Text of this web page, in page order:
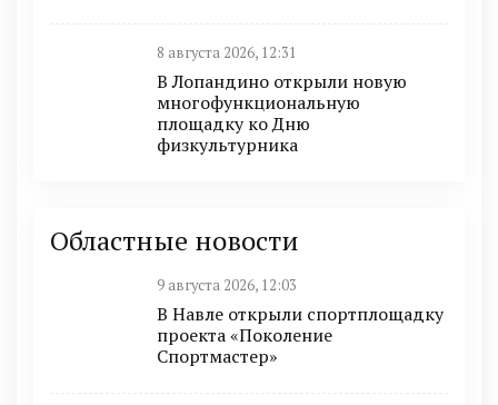
8 августа 2026, 12:31
В Лопандино открыли новую
многофункциональную
площадку ко Дню
физкультурника
Областные новости
9 августа 2026, 12:03
В Навле открыли спортплощадку
проекта «Поколение
Спортмастер»